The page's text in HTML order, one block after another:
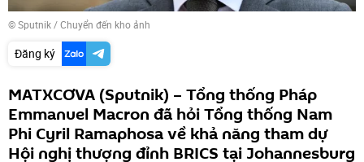
© Sputnik/Chuyển đến kho ảnh
Đăng ký
MATXCƠVA (Sputnik) – Tổng thống Pháp
Emmanuel Macron đã hỏi Tổng thống Nam
Phi Cyril Ramaphosa về khả năng tham dự
Hội nghị thượng đỉnh BRICS tại Johannesburg